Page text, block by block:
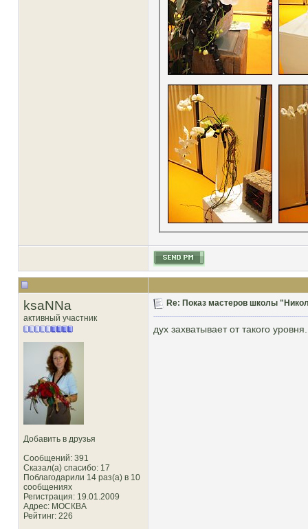
ksaNNa
активный участник
Добавить в друзья
Сообщений: 391
Сказал(а) спасибо: 17
Поблагодарили 14 раз(а) в 10
сообщениях
Регистрация: 19.01.2009
Адрес: МОСКВА
Рейтинг: 226
Re: Показ мастеров школы
дух захватывает от такого